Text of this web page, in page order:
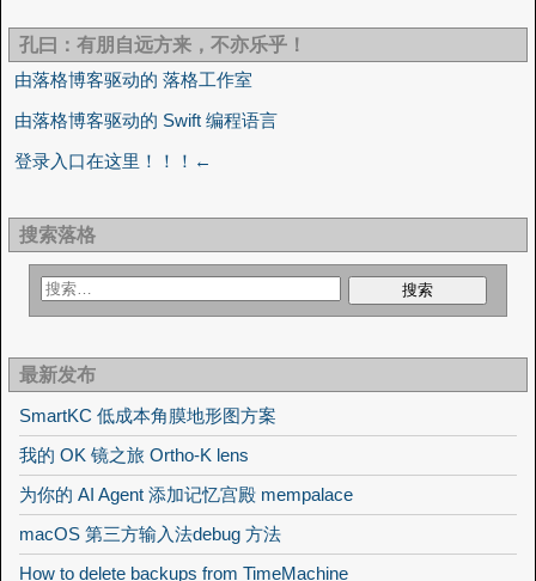
孔曰：有朋自远方来，不亦乐乎！
由落格博客驱动的 落格工作室
由落格博客驱动的 Swift 编程语言
登录入口在这里！！！←
搜索落格
最新发布
SmartKC 低成本角膜地形图方案
我的 OK 镜之旅 Ortho-K lens
为你的 AI Agent 添加记忆宫殿 mempalace
macOS 第三方输入法debug 方法
How to delete backups from TimeMachine